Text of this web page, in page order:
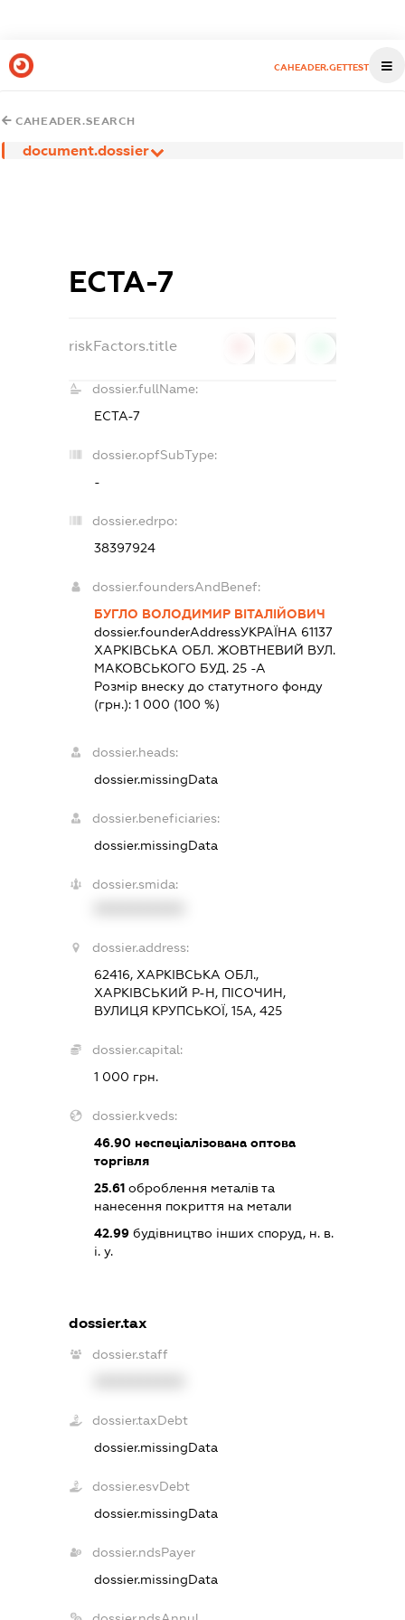
CAHEADER.GETTEST
CAHEADER.SEARCH
document.dossier
ЕСТА-7
riskFactors.title
dossier.fullName:
ЕСТА-7
dossier.opfSubType:
-
dossier.edrpo:
38397924
dossier.foundersAndBenef:
БУГЛО ВОЛОДИМИР ВІТАЛІЙОВИЧ
dossier.founderAddressУКРАЇНА 61137
ХАРКIВСЬКА ОБЛ. ЖОВТНЕВИЙ ВУЛ.
МАКОВСЬКОГО БУД. 25 -А
Розмір внеску до статутного фонду
(грн.):1 000 (100 %)
dossier.heads:
dossier.missingData
dossier.beneficiaries:
dossier.missingData
dossier.smida:
dossier.address:
62416, ХАРКІВСЬКА ОБЛ.,
ХАРКІВСЬКИЙ Р-Н, ПІСОЧИН,
ВУЛИЦЯ КРУПСЬКОЇ, 15А, 425
dossier.capital:
1 000 грн.
dossier.kveds:
46.90 неспеціалізована оптова
торгівля
25.61 оброблення металів та
нанесення покриття на метали
42.99 будівництво інших споруд, н. в.
і. у.
dossier.tax
dossier.staff
dossier.taxDebt
dossier.missingData
dossier.esvDebt
dossier.missingData
dossier.ndsPayer
dossier.missingData